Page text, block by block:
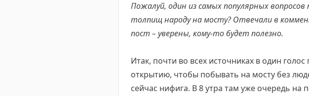
Пожалуй, один из самых популярных
толпищ народу на мосту? Отвечали в
пост – уверены, кому-то будет полезно.
Итак, почти во всех источниках в один
открытию, чтобы побывать на мосту без
сейчас нифига. В 8 утра там уже очередь на